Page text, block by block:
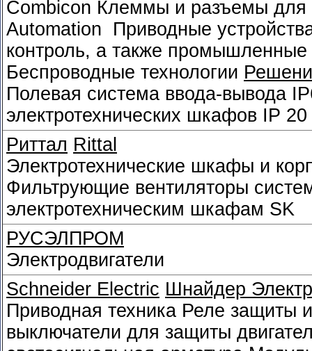
Combicon Клеммы и разъемы для
Automation Приводные
контроль, а также
Беспроводные технологии
Полевая система ввода-вывода
электротехнических шкафов IP 20
Риттал Rittal
Электротехнические шкафы и
Фильтрующие вентиляторы
электротехническим шкафам SK
РУСЭЛПРОМ
Электродвигатели
Schneider Electriс Шнайдер
Приводная техника Реле защиты
выключатели для защиты